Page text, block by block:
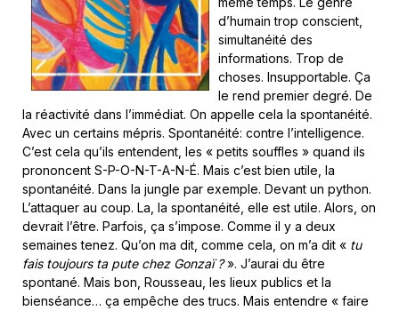
d’humain trop conscient,
simultanéité des
informations. Trop de
choses. Insupportable. Ça
le rend premier degré. De
la réactivité dans l’immédiat. On appelle cela la spontanéité.
Avec un certains mépris. Spontanéité: contre l’intelligence.
C’est cela qu’ils entendent, les « petits souffles » quand ils
prononcent S-P-O-N-T-A-N-É. Mais c’est bien utile, la
spontanéité. Dans la jungle par exemple. Devant un python.
L’attaquer au coup. La, la spontanéité, elle est utile. Alors, on
devrait l’être. Parfois, ça s’impose. Comme il y a deux
semaines tenez. Qu’on ma dit, comme cela, on m’a dit « tu
fais toujours ta pute chez Gonzaï ?». J’aurai du être
spontané. Mais bon, Rousseau, les lieux publics et la
bienséance… ça empêche des trucs. Mais entendre « faire